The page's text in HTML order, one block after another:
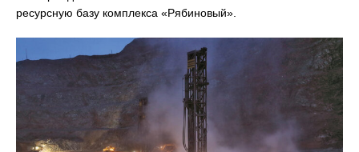
ресурсную базу комплекса «Рябиновый».